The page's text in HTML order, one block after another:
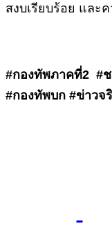
สงบเรียบร้อย และ
#กองทัพภาคที่2 #
#กองทัพบก #ข่าวจ